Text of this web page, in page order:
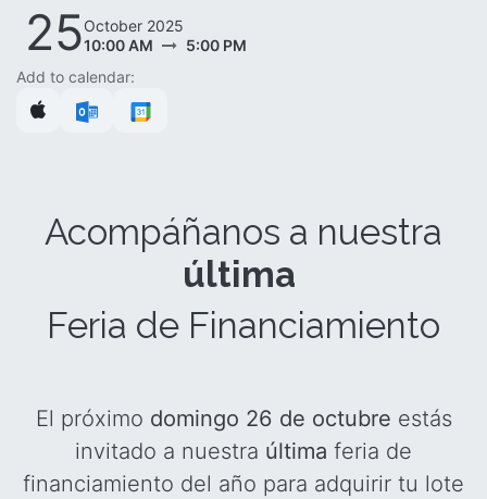
25October 2025
10:00 AM
5:00 PM
Add to calendar:
Acompáñanos a nuestra
última
Feria de Financiamiento
El próximo domingo 26 de octubre estás
invitado a nuestra última feria de
financiamiento del año para adquirir tu lote